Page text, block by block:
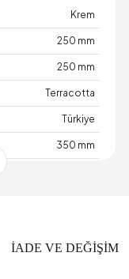
Krem
250 mm
250 mm
Terracotta
Türkiye
350 mm
İADE VE DEĞİŞİM